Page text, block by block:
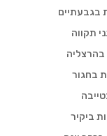
בגבעתיים
תקווה
בהרצליה
בחגור
ביקיר